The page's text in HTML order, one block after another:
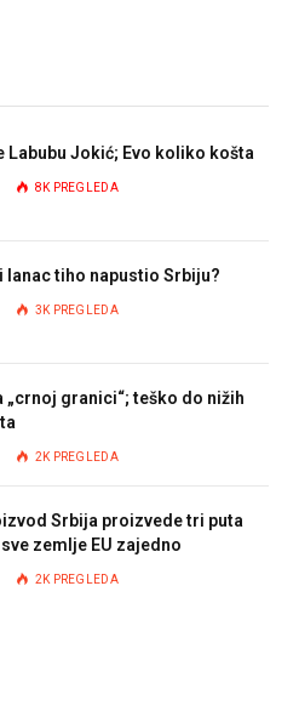
Labubu Jokić; Evo koliko košta
8K PREGLEDA
lanac tiho napustio Srbiju?
3K PREGLEDA
„crnoj granici“; teško do nižih
2K PREGLEDA
Srbija proizvede tri puta
zemlje EU zajedno
2K PREGLEDA